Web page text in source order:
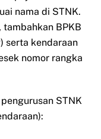
nama di STNK.
BPKB
serta kendaraan
nomor rangka
STNK